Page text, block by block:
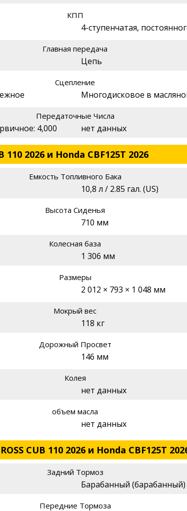
КПП
4-ступенчатая,
Главная передача
Цепь
Сцепление
Многодисковое в
Передаточные Числа
4,000 нет данных
2026 и Honda CBF125T 2026
Емкость Топливного Бака
10,8 л / 2.85 гал. (US)
Высота Сиденья
710 мм
Колесная база
1 306 мм
Размеры
2 012 × 793 × 1 048 мм
Мокрый вес
118 кг
Дорожный Просвет
146 мм
Колея
нет данных
объем масла
нет данных
CUB 110 2026 и Honda CBF125T
Задний Тормоз
Барабанный (барабанный)
Передние Тормоза